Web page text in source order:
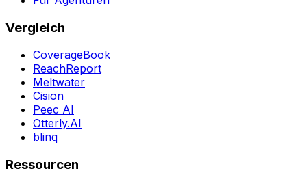
Vergleich
CoverageBook
ReachReport
Meltwater
Cision
Peec AI
Otterly.AI
blinq
Ressourcen